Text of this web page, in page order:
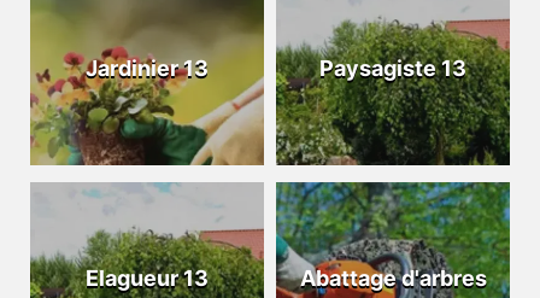
Jardinier 13 Paysagiste 13
Elagueur 13 Abattage d'arbres